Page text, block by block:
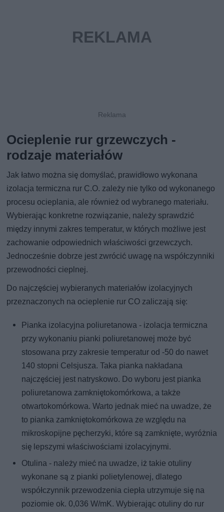
Ocieplenie rur grzewczych -
rodzaje materiałów
Jak łatwo można się domyślać, prawidłowo wykonana
izolacja termiczna rur C.O. zależy nie tylko od wykonanego
procesu ocieplania, ale również od wybranego materiału.
Wybierając konkretne rozwiązanie, należy sprawdzić
między innymi zakres temperatur, w których możliwe jest
zachowanie odpowiednich właściwości grzewczych.
Jednocześnie dobrze jest zwrócić uwagę na współczynniki
przewodności cieplnej.
Do najczęściej wybieranych materiałów izolacyjnych
przeznaczonych na ocieplenie rur CO zaliczają się:
Pianka izolacyjna poliuretanowa - izolacja termiczna
przy wykonaniu pianki poliuretanowej może być
stosowana przy zakresie temperatur od -50 do nawet
140 stopni Celsjusza. Taka pianka nakładana
najczęściej jest natryskowo. Do wyboru jest pianka
poliuretanowa zamkniętokomórkowa, a także
otwartokomórkowa. Warto jednak mieć na uwadze, że
to pianka zamkniętokomórkowa ze względu na
mikroskopijne pęcherzyki, które są zamknięte, wyróżnia
się lepszymi właściwościami izolacyjnymi.
Otulina - należy mieć na uwadze, iż takie otuliny
wykonane są z pianki polietylenowej, dlatego
współczynnik przewodzenia ciepła utrzymuje się na
poziomie ok. 0,036 W/mK. Wybierając otuliny do rur